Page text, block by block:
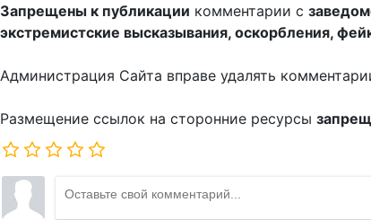
Запрещены к публикации комментарии с
экстремистские высказывания, оскорбления,
Администрация Сайта вправе удалять
Размещение ссылок на сторонние ресурсы